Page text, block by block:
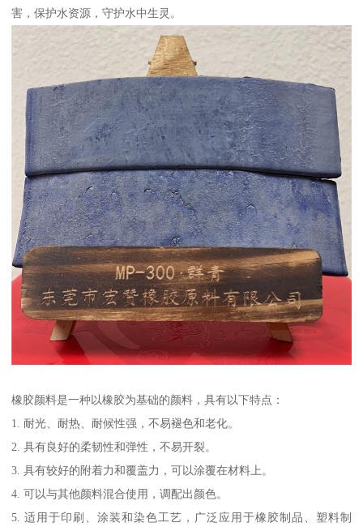
害，保护水资源，守护水中生灵。
橡胶颜料是一种以橡胶为基础的颜料，具有以下特点：
1. 耐光、耐热、耐候性强，不易褪色和老化。
2. 具有良好的柔韧性和弹性，不易开裂。
3. 具有较好的附着力和覆盖力，可以涂覆在材料上。
4. 可以与其他颜料混合使用，调配出颜色。
5. 适用于印刷、涂装和染色工艺，广泛应用于橡胶制品、塑料制